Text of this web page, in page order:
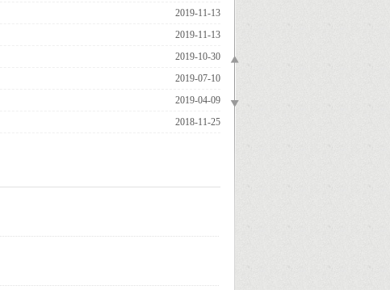
2019-11-13
2019-11-13
2019-10-30
2019-07-10
2019-04-09
2018-11-25